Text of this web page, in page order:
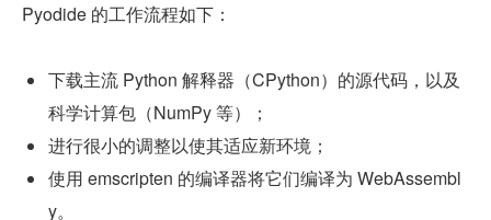
Pyodide 的工作流程如下：
下载主流 Python 解释器（CPython）的源代码，以及
科学计算包（NumPy 等）；
进行很小的调整以使其适应新环境；
使用 emscripten 的编译器将它们编译为 WebAssembl
y。